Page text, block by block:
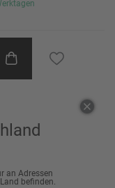
an Adressen
befinden.